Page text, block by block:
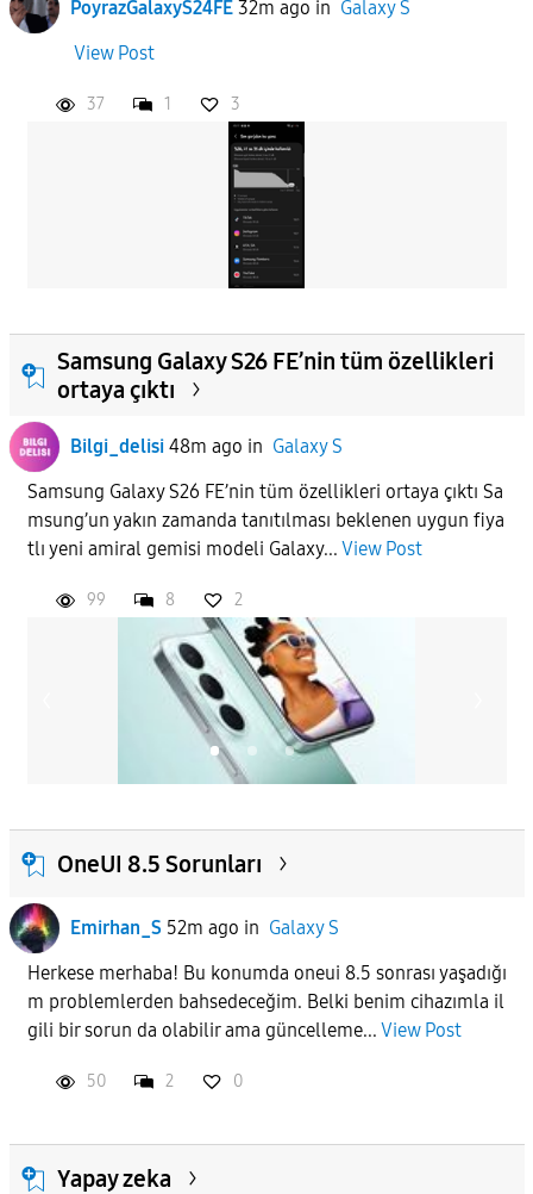
To
PoyrazGalaxyS24FE 32m ago in Galaxy S
View Post
37 1 3
Samsung Galaxy S26 FE’nin tüm özellikleri
ortaya çıktı
Bilgi_delisi 48m ago in Galaxy S
Samsung Galaxy S26 FE’nin tüm özellikleri ortaya çıktı Sa
msung’un yakın zamanda tanıtılması beklenen uygun fiya
tlı yeni amiral gemisi modeli Galaxy... View Post
99 8 2
OneUI 8.5 Sorunları
Emirhan_S 52m ago in Galaxy S
Herkese merhaba! Bu konumda oneui 8.5 sonrası yaşadığı
m problemlerden bahsedeceğim. Belki benim cihazımla il
gili bir sorun da olabilir ama güncelleme... View Post
50 2 0
Yapay zeka